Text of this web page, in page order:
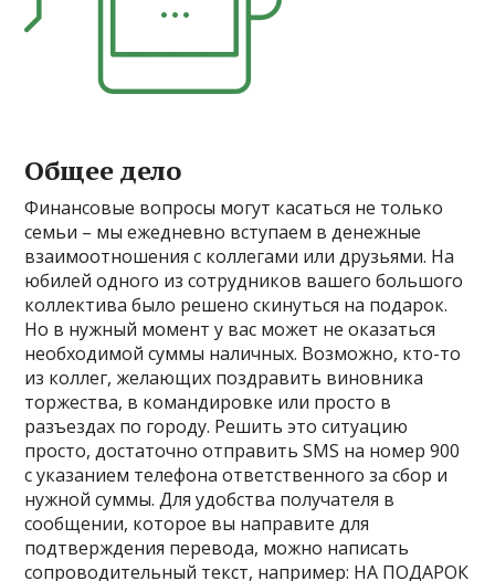
Общее дело
Финансовые вопросы могут касаться не только
семьи – мы ежедневно вступаем в денежные
взаимоотношения с коллегами или друзьями. На
юбилей одного из сотрудников вашего большого
коллектива было решено скинуться на подарок.
Но в нужный момент у вас может не оказаться
необходимой суммы наличных. Возможно, кто-то
из коллег, желающих поздравить виновника
торжества, в командировке или просто в
разъездах по городу. Решить это ситуацию
просто, достаточно отправить SMS на номер 900
с указанием телефона ответственного за сбор и
нужной суммы. Для удобства получателя в
сообщении, которое вы направите для
подтверждения перевода, можно написать
сопроводительный текст, например: НА ПОДАРОК